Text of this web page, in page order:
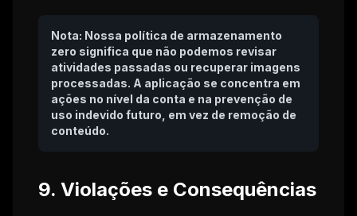
Nota: Nossa política de armazenamento
zero significa que não podemos revisar
atividades passadas ou recuperar imagens
processadas. A aplicação se concentra em
ações no nível da conta e na prevenção de
uso indevido futuro, em vez de remoção de
conteúdo.
9. Violações e Consequências